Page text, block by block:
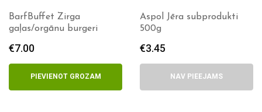
Aspol Jēra subprodukti
500g
NAV PIEEJAMS
Aspol Zirga